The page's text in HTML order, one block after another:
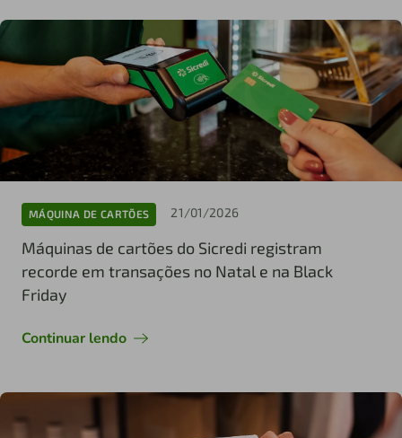
MÁQUINA DE CARTÕES 21/01/2026
Máquinas de cartões do Sicredi registram
recorde em transações no Natal e na Black
Friday
Continuar lendo